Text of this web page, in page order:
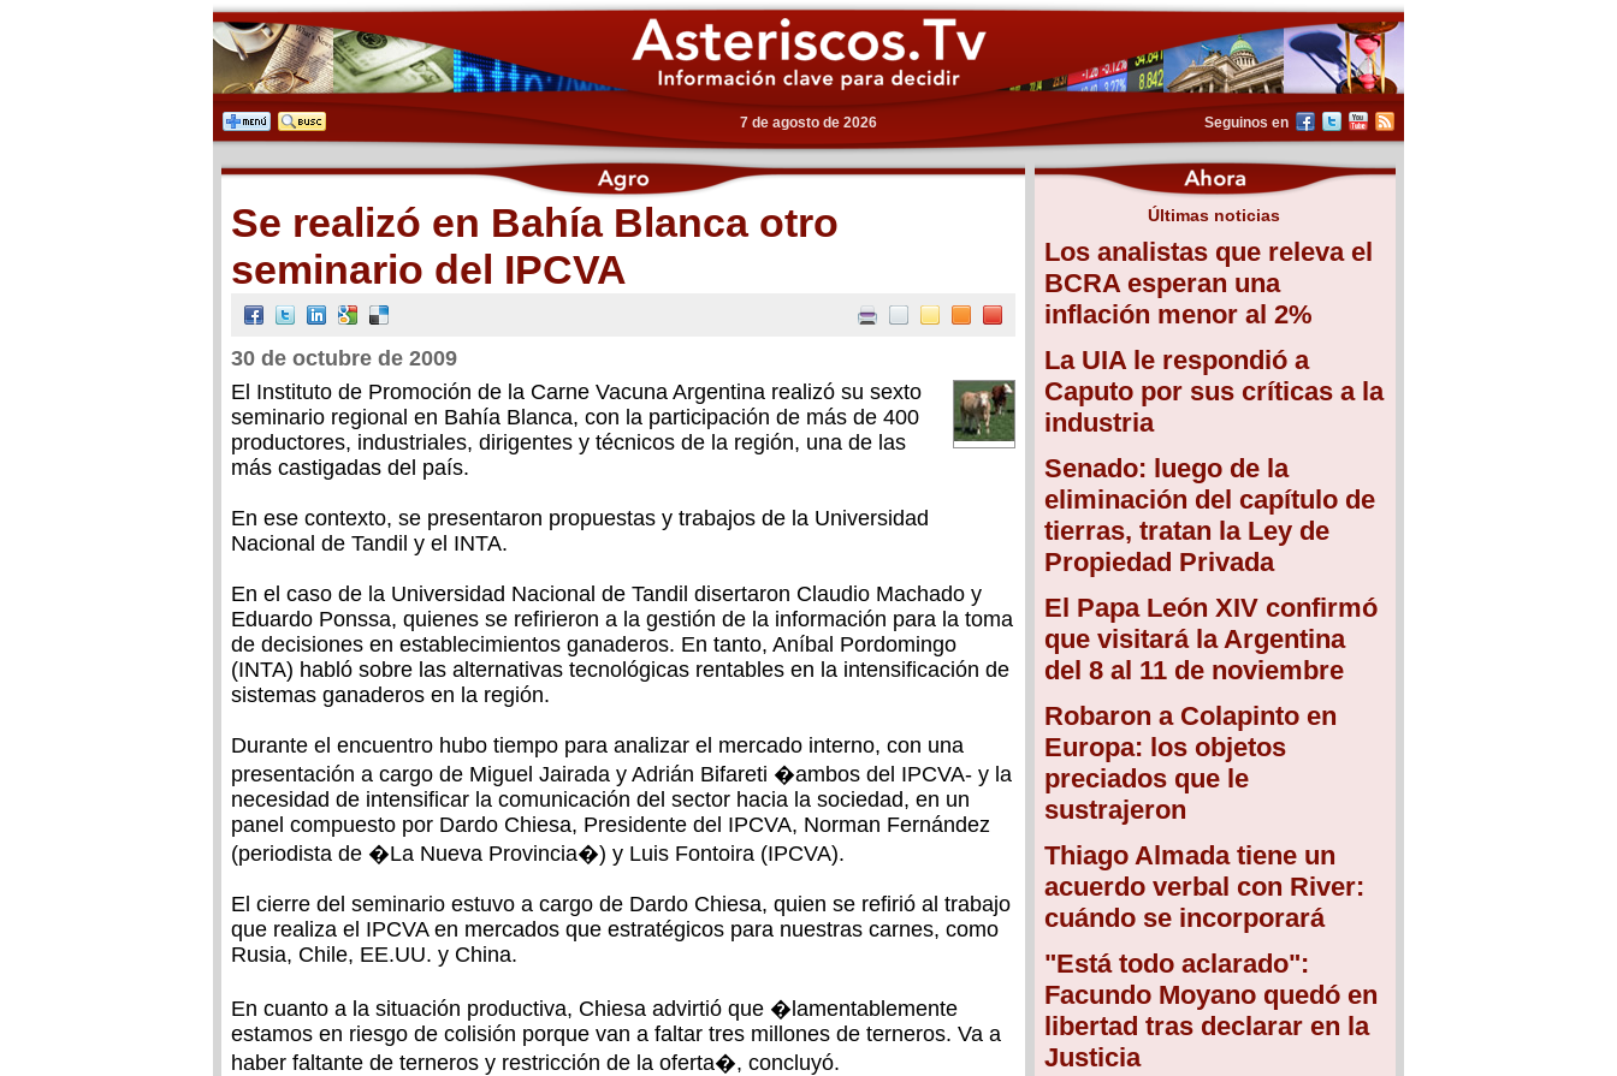
7 de agosto de 2026 Seguinos en
Últimas noticias
Los analistas que releva el
BCRA esperan una
inflación menor al 2%
La UIA le respondió a
Caputo por sus críticas a la
industria
Senado: luego de la
eliminación del capítulo de
tierras, tratan la Ley de
Propiedad Privada
El Papa León XIV confirmó
que visitará la Argentina
del 8 al 11 de noviembre
Robaron a Colapinto en
Europa: los objetos
preciados que le
sustrajeron
Thiago Almada tiene un
acuerdo verbal con River:
cuándo se incorporará
"Está todo aclarado":
Facundo Moyano quedó en
libertad tras declarar en la
Justicia
Se realizó en Bahía Blanca otro
seminario del IPCVA
30 de octubre de 2009
El Instituto de Promoción de la Carne Vacuna Argentina realizó su sexto
seminario regional en Bahía Blanca, con la participación de más de 400
productores, industriales, dirigentes y técnicos de la región, una de las
más castigadas del país.
En ese contexto, se presentaron propuestas y trabajos de la Universidad
Nacional de Tandil y el INTA.
En el caso de la Universidad Nacional de Tandil disertaron Claudio Machado y
Eduardo Ponssa, quienes se refirieron a la gestión de la información para la toma
de decisiones en establecimientos ganaderos. En tanto, Aníbal Pordomingo
(INTA) habló sobre las alternativas tecnológicas rentables en la intensificación de
sistemas ganaderos en la región.
Durante el encuentro hubo tiempo para analizar el mercado interno, con una
presentación a cargo de Miguel Jairada y Adrián Bifareti �ambos del IPCVA- y la
necesidad de intensificar la comunicación del sector hacia la sociedad, en un
panel compuesto por Dardo Chiesa, Presidente del IPCVA, Norman Fernández
(periodista de �La Nueva Provincia�) y Luis Fontoira (IPCVA).
El cierre del seminario estuvo a cargo de Dardo Chiesa, quien se refirió al trabajo
que realiza el IPCVA en mercados que estratégicos para nuestras carnes, como
Rusia, Chile, EE.UU. y China.
En cuanto a la situación productiva, Chiesa advirtió que �lamentablemente
estamos en riesgo de colisión porque van a faltar tres millones de terneros. Va a
haber faltante de terneros y restricción de la oferta�, concluyó.